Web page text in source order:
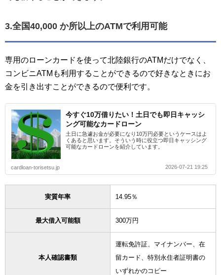
3.全国40,000 か所以上のATMで利用可能
専用のローンカードを使って北陸銀行のATMだけでなく、
コンビニATMも利用することができるので好きなときにお
金を引き出すことができるので便利です。
今すぐ10万借りたい！土日でも即日キャッシ
ング可能なカードローン
土日に急遽お金が必要になり10万円必要というケースはよ
くあると思います。そういう時に役立つ即日キャッシング
可能なカードローンを紹介しています。
cardloan-torisetsu.jp 2026-07-21 19:25
実質年率 14.95％
最大借入可能額 300万円
本人確認書類
運転免許証、マイナンバー、在
留カード、特別永住者証明書の
いずれかのコピー